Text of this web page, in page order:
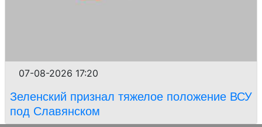
07-08-2026 17:20
Зеленский признал тяжелое положение ВСУ
под Славянском